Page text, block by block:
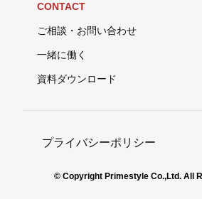
CONTACT
ご相談・お問い合わせ
一緒に働く
資料ダウンロード
プライバシーポリシー
© Copyright Primestyle Co.,Ltd. All